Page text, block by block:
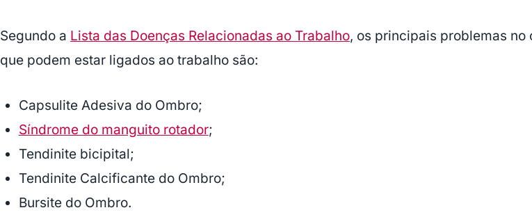
Segundo a Lista das Doenças Relacionadas ao Trabalho, os principais problemas no
que podem estar ligados ao trabalho são:
Capsulite Adesiva do Ombro;
Síndrome do manguito rotador;
Tendinite bicipital;
Tendinite Calcificante do Ombro;
Bursite do Ombro.